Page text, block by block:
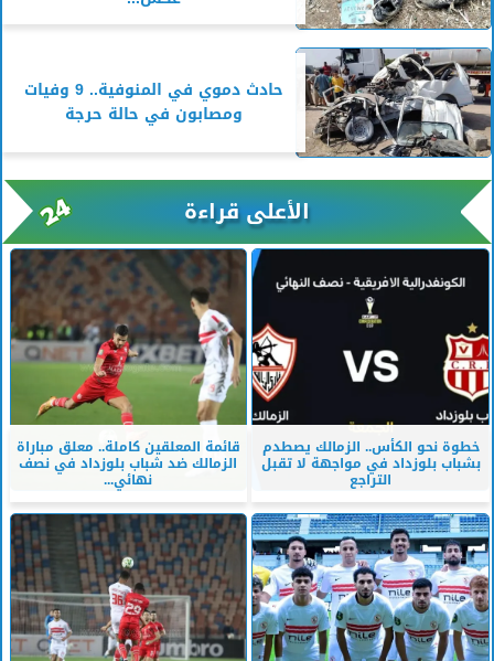
حادث دموي في المنوفية.. 9 وفيات
ومصابون في حالة حرجة
الأعلى قراءة
خطوة نحو الكأس.. الزمالك يصطدم
بشباب بلوزداد في مواجهة لا تقبل
التراجع
قائمة المعلقين كاملة.. معلق مباراة
الزمالك ضد شباب بلوزداد في نصف
نهائي...